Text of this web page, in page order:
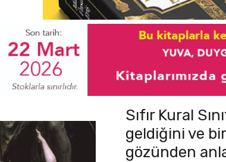
Sıfır Kural
geldiğini ve
gözünden